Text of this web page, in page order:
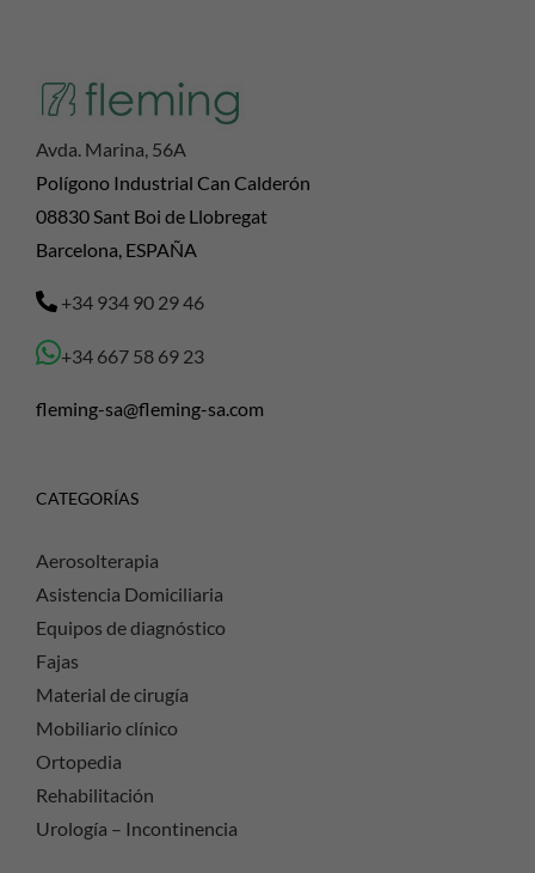
Avda. Marina, 56A
Polígono Industrial Can Calderón
08830 Sant Boi de Llobregat
Barcelona, ESPAÑA
+34 934 90 29 46
+34 667 58 69 23
fleming-sa@fleming-sa.com
CATEGORÍAS
Aerosolterapia
Asistencia Domiciliaria
Equipos de diagnóstico
Fajas
Material de cirugía
Mobiliario clínico
Ortopedia
Rehabilitación
Urología – Incontinencia